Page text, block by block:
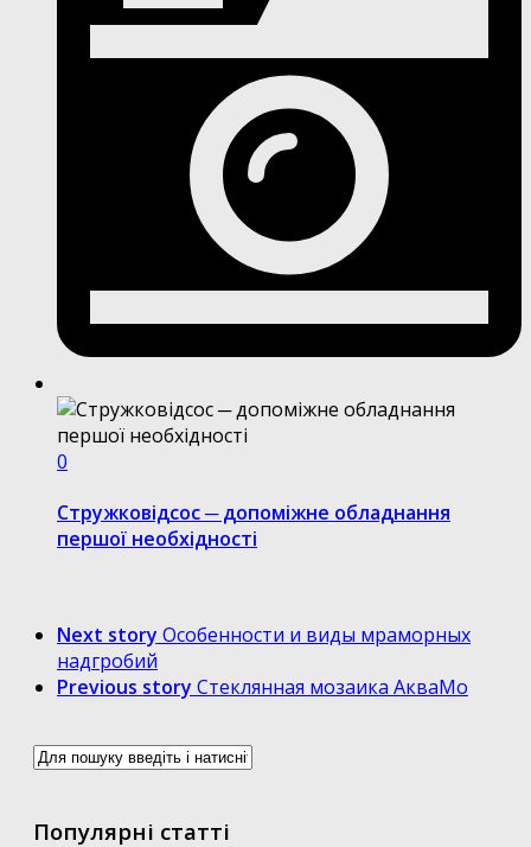
0
Стружковідсос ─ допоміжне обладнання
першої необхідності
Next story Особенности и виды мраморных
надгробий
Previous story Стеклянная мозаика АкваМо
Популярні статті